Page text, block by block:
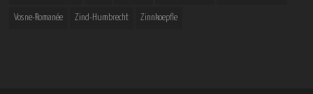
Vosne-Romanée Zind-Humbrecht Zinnkoepfle